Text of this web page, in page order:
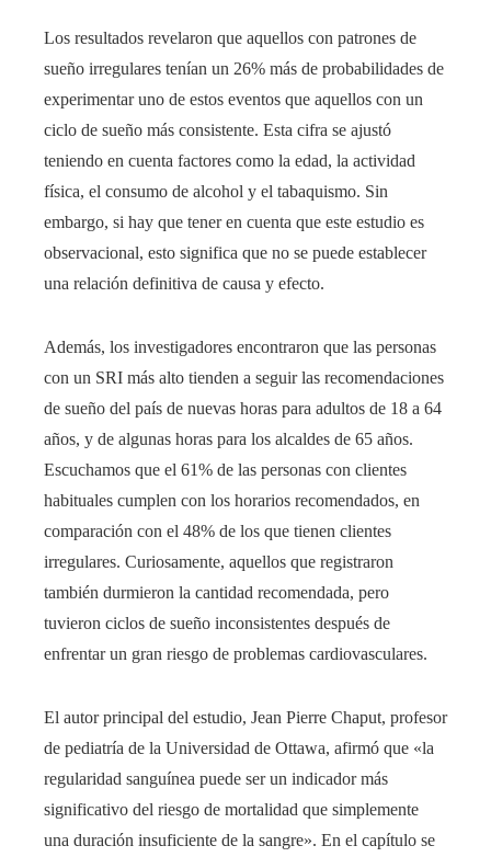
Los resultados revelaron que aquellos con patrones de
sueño irregulares tenían un 26% más de probabilidades de
experimentar uno de estos eventos que aquellos con un
ciclo de sueño más consistente. Esta cifra se ajustó
teniendo en cuenta factores como la edad, la actividad
física, el consumo de alcohol y el tabaquismo. Sin
embargo, si hay que tener en cuenta que este estudio es
observacional, esto significa que no se puede establecer
una relación definitiva de causa y efecto.
Además, los investigadores encontraron que las personas
con un SRI más alto tienden a seguir las recomendaciones
de sueño del país de nuevas horas para adultos de 18 a 64
años, y de algunas horas para los alcaldes de 65 años.
Escuchamos que el 61% de las personas con clientes
habituales cumplen con los horarios recomendados, en
comparación con el 48% de los que tienen clientes
irregulares. Curiosamente, aquellos que registraron
también durmieron la cantidad recomendada, pero
tuvieron ciclos de sueño inconsistentes después de
enfrentar un gran riesgo de problemas cardiovasculares.
El autor principal del estudio, Jean Pierre Chaput, profesor
de pediatría de la Universidad de Ottawa, afirmó que «la
regularidad sanguínea puede ser un indicador más
significativo del riesgo de mortalidad que simplemente
una duración insuficiente de la sangre». En el capítulo se